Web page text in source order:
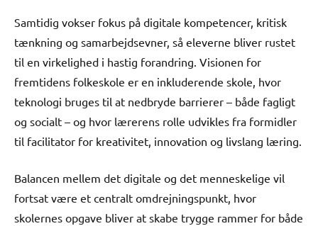
Samtidig vokser fokus på digitale kompetencer, kritisk
tænkning og samarbejdsevner, så eleverne bliver rustet
til en virkelighed i hastig forandring. Visionen for
fremtidens folkeskole er en inkluderende skole, hvor
teknologi bruges til at nedbryde barrierer – både fagligt
og socialt – og hvor lærerens rolle udvikles fra formidler
til facilitator for kreativitet, innovation og livslang læring.
Balancen mellem det digitale og det menneskelige vil
fortsat være et centralt omdrejningspunkt, hvor
skolernes opgave bliver at skabe trygge rammer for både